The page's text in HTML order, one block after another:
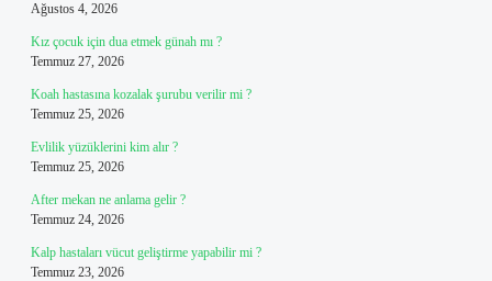
Ağustos 4, 2026
Kız çocuk için dua etmek günah mı ?
Temmuz 27, 2026
Koah hastasına kozalak şurubu verilir mi ?
Temmuz 25, 2026
Evlilik yüzüklerini kim alır ?
Temmuz 25, 2026
After mekan ne anlama gelir ?
Temmuz 24, 2026
Kalp hastaları vücut geliştirme yapabilir mi ?
Temmuz 23, 2026